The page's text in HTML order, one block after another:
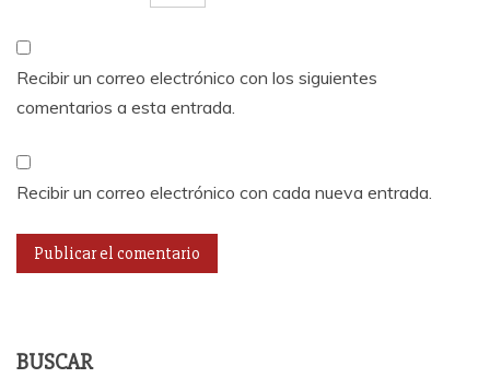
Recibir un correo electrónico con los siguientes
comentarios a esta entrada.
Recibir un correo electrónico con cada nueva entrada.
BUSCAR